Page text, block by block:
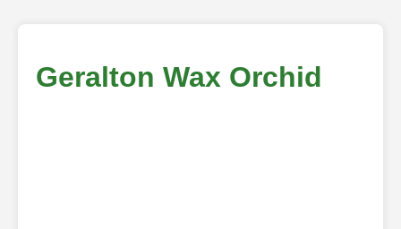
Geralton Wax Orchid